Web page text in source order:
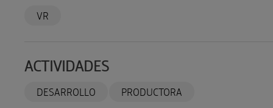
VR
ACTIVIDADES
DESARROLLO PRODUCTORA